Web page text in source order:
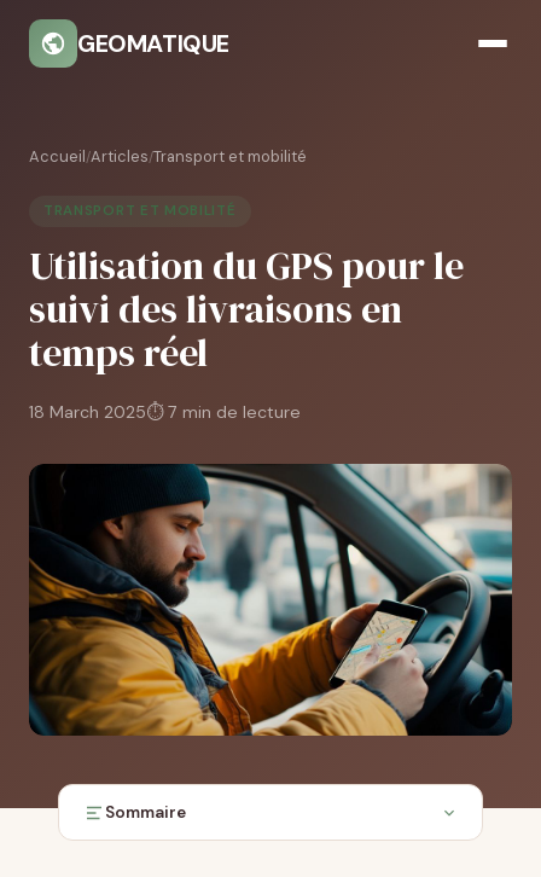
GEOMATIQUE
Accueil/Articles/Transport et mobilité
TRANSPORT ET MOBILITÉ
Utilisation du GPS pour le
suivi des livraisons en
temps réel
18 March 2025⏱ 7 min de lecture
Sommaire